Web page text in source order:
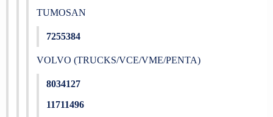
TUMOSAN
7255384
VOLVO (TRUCKS/VCE/VME/PENTA)
8034127
11711496